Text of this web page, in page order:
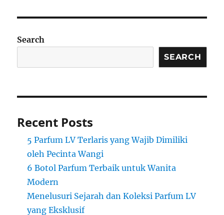
Search
SEARCH
Recent Posts
5 Parfum LV Terlaris yang Wajib Dimiliki
oleh Pecinta Wangi
6 Botol Parfum Terbaik untuk Wanita
Modern
Menelusuri Sejarah dan Koleksi Parfum LV
yang Eksklusif